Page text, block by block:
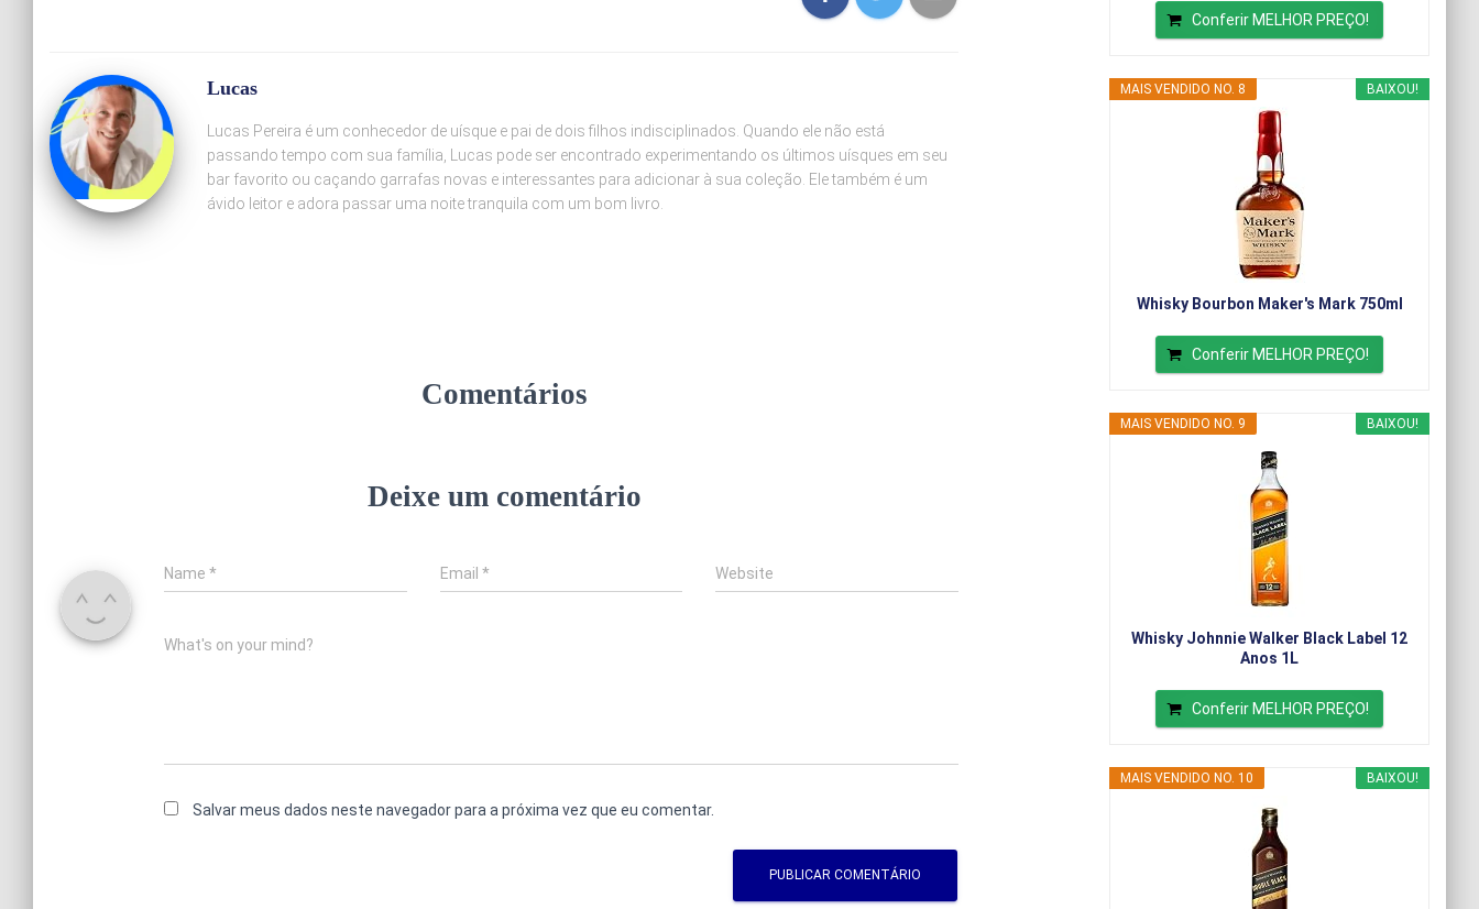
Lucas
Lucas Pereira é um conhecedor de uísque e pai de dois filhos indisciplinados. Quando ele não está
passando tempo com sua família, Lucas pode ser encontrado experimentando os últimos uísques em seu
bar favorito ou caçando garrafas novas e interessantes para adicionar à sua coleção. Ele também é um
ávido leitor e adora passar uma noite tranquila com um bom livro.
Comentários
Deixe um comentário
Name * Email * Website
What's on your mind?
Salvar meus dados neste navegador para a próxima vez que eu comentar.
Conferir MELHOR PREÇO!
BAIXOU!
MAIS VENDIDO NO. 8
Whisky Bourbon Maker's Mark 750ml
Conferir MELHOR PREÇO!
BAIXOU!
MAIS VENDIDO NO. 9
Whisky Johnnie Walker Black Label 12
Anos 1L
Conferir MELHOR PREÇO!
BAIXOU!
MAIS VENDIDO NO. 10